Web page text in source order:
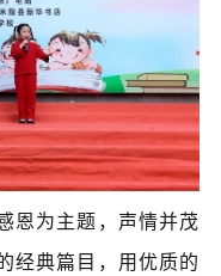
恩为主题，声情并茂
经典篇目，用优质的